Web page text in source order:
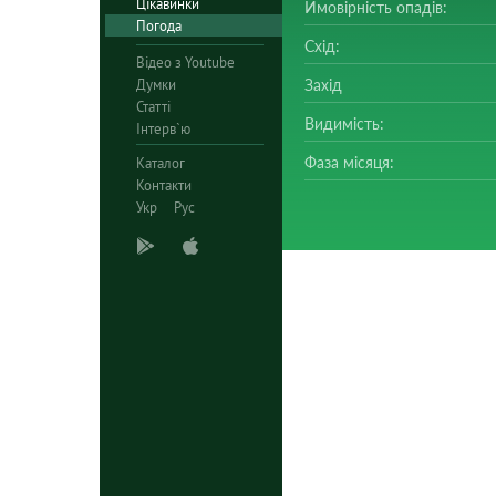
Погода
Відео з Youtube
Думки
Статті
Інтерв`ю
Каталог
Контакти
Укр
Рус
Ймовірність опадів:
Схід:
Захід
Видимість:
Фаза місяця: